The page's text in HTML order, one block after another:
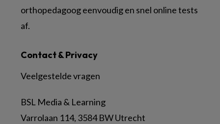
Contact & Privacy
Veelgestelde vragen
BSL Media & Learning
Varrolaan 114, 3584 BW Utrecht
orthopedagoog eenvoudig en snel online tests
af.